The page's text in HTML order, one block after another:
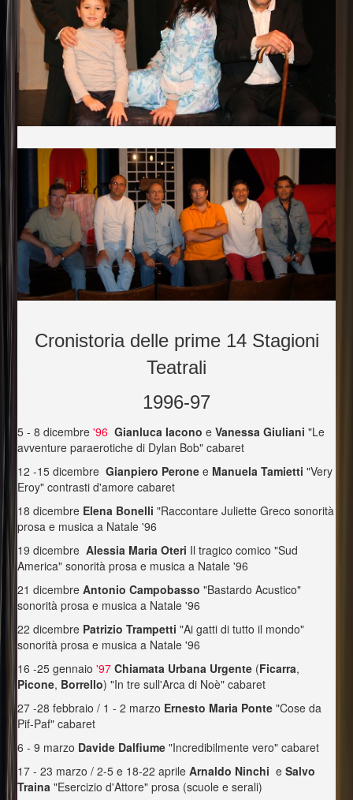
Cronistoria delle prime 14 Stagioni
Teatrali
1996-97
5 - 8 dicembre'96 Gianluca IaconoeVanessa Giuliani"Le
avventure paraerotiche di Dylan Bob" cabaret
12 -15 dicembreGianpiero Peronee Manuela Tamietti"Very
Eroy" contrasti d'amore cabaret
18 dicembre Elena Bonelli"Raccontare Juliette Greco sonorità
prosa e musica a Natale '96
19 dicembreAlessia Maria Oteri Il tragico comico "Sud
America" sonorità prosa e musica a Natale '96
21 dicembreAntonio Campobasso"Bastardo Acustico"
sonorità prosa e musica a Natale '96
22 dicembre Patrizio Trampetti"Ai gatti di tutto il mondo"
sonorità prosa e musica a Natale '96
16 -25 gennaio'97Chiamata Urbana Urgente (Ficarra,
Picone, Borrello) "In tre sull'Arca di Noè" cabaret
27 -28 febbraio / 1 - 2 marzo Ernesto Maria Ponte"Cose da
Pif-Paf" cabaret
6 - 9 marzo Davide Dalfiume"Incredibilmente vero" cabaret
17 - 23 marzo / 2-5 e 18-22 aprileArnaldo NinchieSalvo
Traina"Esercizio d'Attore" prosa (scuole e serali)